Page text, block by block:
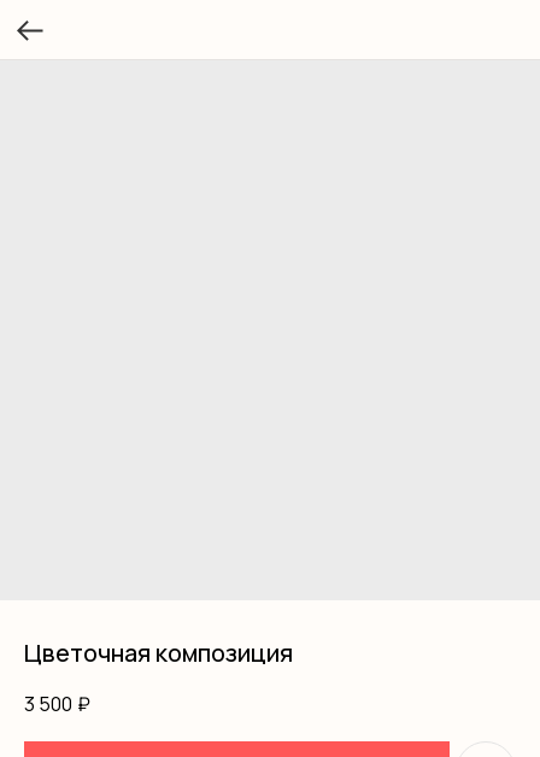
Цветочная композиция
3 500 ₽